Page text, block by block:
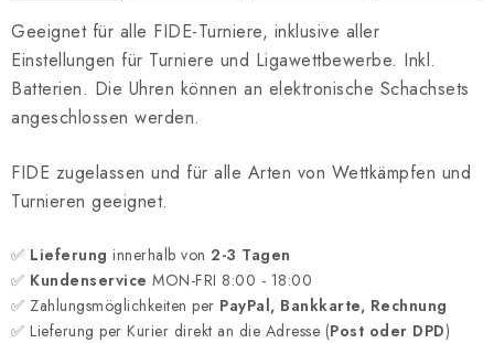
Geeignet für alle FIDE-Turniere, inklusive aller
Einstellungen für Turniere und Ligawettbewerbe. Inkl.
Batterien. Die Uhren können an elektronische Schachsets
angeschlossen werden.
FIDE zugelassen und für alle Arten von Wettkämpfen und
Turnieren geeignet.
✅ Lieferung innerhalb von 2-3 Tagen
✅ Kundenservice MON-FRI 8:00 - 18:00
✅ Zahlungsmöglichkeiten per PayPal, Bankkarte, Rechnung
✅ Lieferung per Kurier direkt an die Adresse (Post oder DPD)